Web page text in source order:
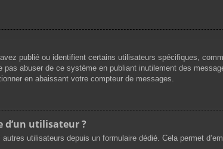
publié ou identifient certains utilisateurs spécifiques,
abuser de ce système en publiant inutilement des
en abaissant votre compteur de messages.
d’un utilisateur ?
utilisateurs depuis un formulaire dédié. Cela permet